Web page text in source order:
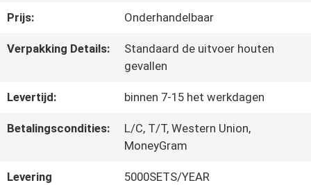
CONTACTEER
VERZOEK
Prijs: Onderhandelbaar
Verpakking Details:
Standaard de uitvoer houten
gevallen
Levertijd: binnen 7-15 het werkdagen
Betalingscondities:
L/C, T/T, Western Union,
MoneyGram
Levering
5000SETS/YEAR